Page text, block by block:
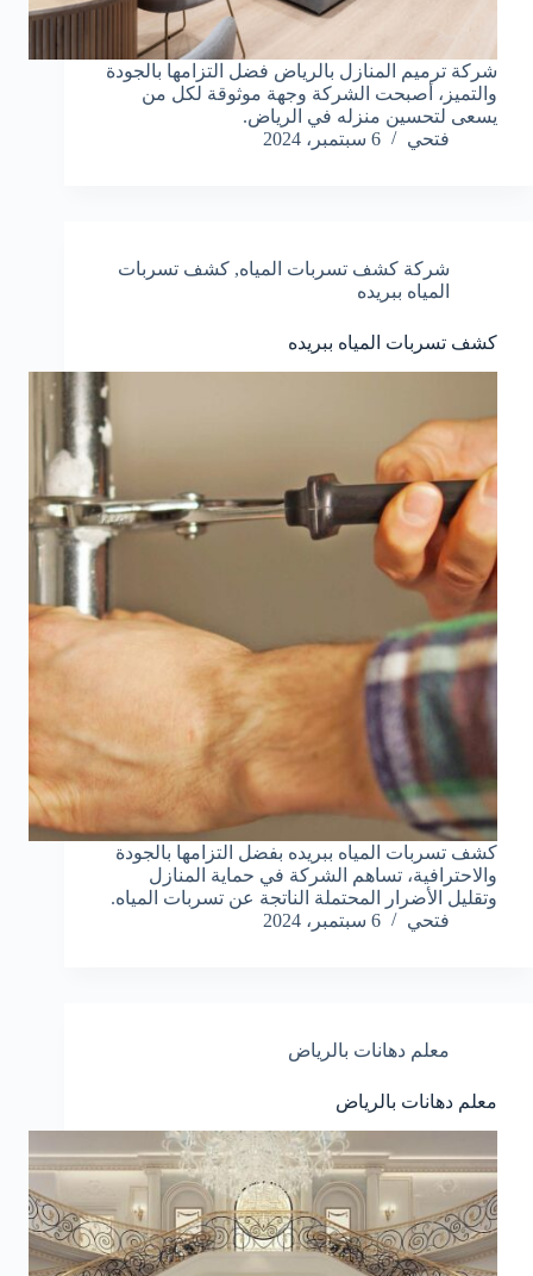
شركة ترميم المنازل بالرياض فضل التزامها بالجودة
والتميز، أصبحت الشركة وجهة موثوقة لكل من
يسعى لتحسين منزله في الرياض.
فتحي
6 سبتمبر، 2024
شركة كشف تسربات المياه, كشف تسربات
المياه ببريده
كشف تسربات المياه ببريده
كشف تسربات المياه ببريده بفضل التزامها بالجودة
والاحترافية، تساهم الشركة في حماية المنازل
وتقليل الأضرار المحتملة الناتجة عن تسربات المياه.
فتحي
6 سبتمبر، 2024
معلم دهانات بالرياض
معلم دهانات بالرياض